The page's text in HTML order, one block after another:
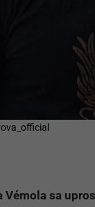
Vémola sa